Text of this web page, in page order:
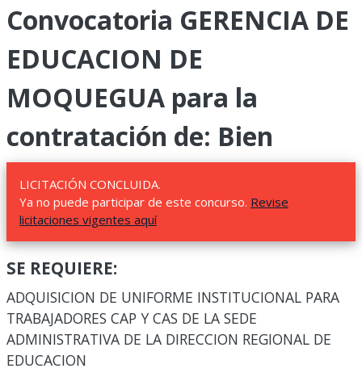
Convocatoria GERENCIA DE
EDUCACION DE
MOQUEGUA para la
contratación de: Bien
LICITACIÓN CONCLUIDA.
Ya no puede participar de este concurso. Revise
licitaciones vigentes aquí
SE REQUIERE:
ADQUISICION DE UNIFORME INSTITUCIONAL PARA
TRABAJADORES CAP Y CAS DE LA SEDE
ADMINISTRATIVA DE LA DIRECCION REGIONAL DE
EDUCACION